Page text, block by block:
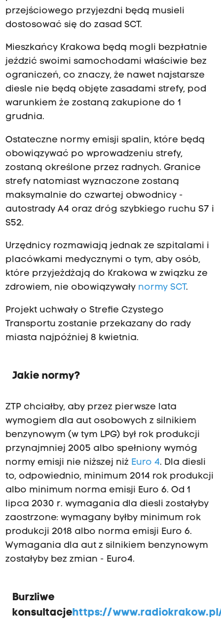
przejściowego przyjezdni będą musieli
dostosować się do zasad SCT.
Mieszkańcy Krakowa będą mogli bezpłatnie
jeździć swoimi samochodami właściwie bez
ograniczeń, co znaczy, że nawet najstarsze
diesle nie będą objęte zasadami strefy, pod
warunkiem że zostaną zakupione do 1
grudnia.
Ostateczne normy emisji spalin, które będą
obowiązywać po wprowadzeniu strefy,
zostaną określone przez radnych. Granice
strefy natomiast wyznaczone zostaną
maksymalnie do czwartej obwodnicy -
autostrady A4 oraz dróg szybkiego ruchu S7 i
S52.
Urzędnicy rozmawiają jednak ze szpitalami i
placówkami medycznymi o tym, aby osób,
które przyjeżdżają do Krakowa w związku ze
zdrowiem, nie obowiązywały normy SCT.
Projekt uchwały o Strefie Czystego
Transportu zostanie przekazany do rady
miasta najpóźniej 8 kwietnia.
Jakie normy?
ZTP chciałby, aby przez pierwsze lata
wymogiem dla aut osobowych z silnikiem
benzynowym (w tym LPG) był rok produkcji
przynajmniej 2005 albo spełniony wymóg
normy emisji nie niższej niż Euro 4. Dla diesli
to, odpowiednio, minimum 2014 rok produkcji
albo minimum norma emisji Euro 6. Od 1
lipca 2030 r. wymagania dla diesli zostałyby
zaostrzone: wymagany byłby minimum rok
produkcji 2018 albo norma emisji Euro 6.
Wymagania dla aut z silnikiem benzynowym
zostałyby bez zmian - Euro4.
Burzliwe
konsultacjehttps://